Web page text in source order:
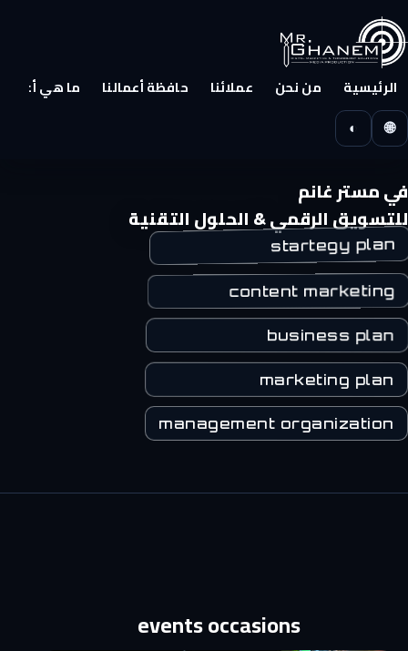
الرئيسية من نحن عملائنا حافظة أعمالنا ما هي
🌐
◐
في مستر غانم
للتسويق الرقمي & الحلول التقنية
startegy plan
content marketing
business plan
marketing plan
management organization
events occasions